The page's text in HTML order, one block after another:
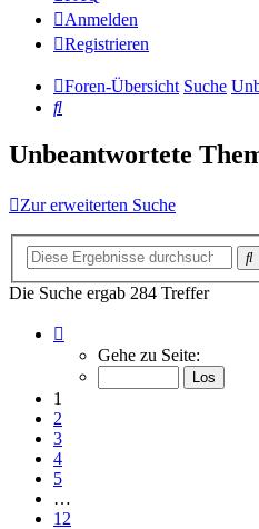
Anmelden
Registrieren
Foren-Übersicht Suche
Suche
Unbeantwortete
Zur erweiterten Suche
Die Suche ergab 284 Treffer
von
Gehe zu Seite:
1
2
3
4
5
…
12